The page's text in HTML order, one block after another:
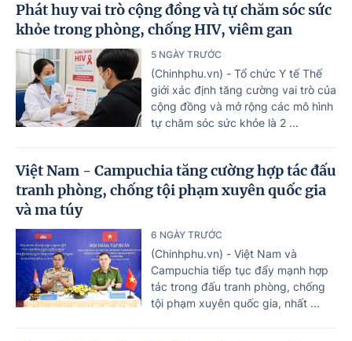
Phát huy vai trò cộng đồng và tự chăm sóc sức
khỏe trong phòng, chống HIV, viêm gan
5 NGÀY TRƯỚC
(Chinhphu.vn) - Tổ chức Y tế Thế
giới xác định tăng cường vai trò của
cộng đồng và mở rộng các mô hình
tự chăm sóc sức khỏe là 2 ...
Việt Nam - Campuchia tăng cường hợp tác đấu
tranh phòng, chống tội phạm xuyên quốc gia
và ma túy
6 NGÀY TRƯỚC
(Chinhphu.vn) - Việt Nam và
Campuchia tiếp tục đẩy mạnh hợp
tác trong đấu tranh phòng, chống
tội phạm xuyên quốc gia, nhất ...